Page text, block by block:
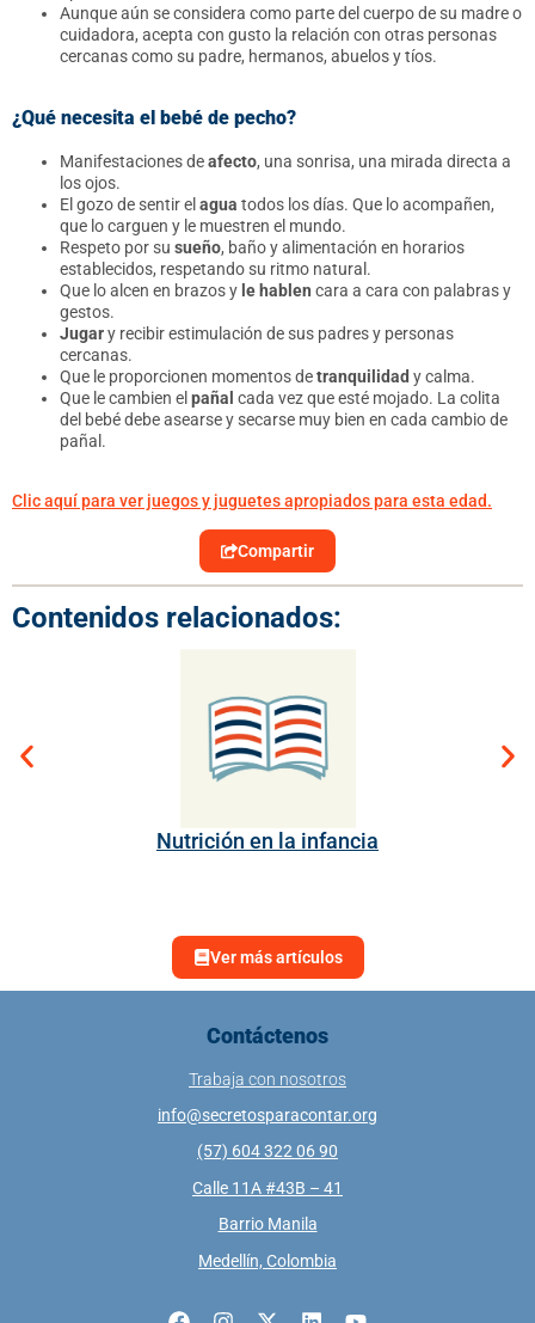
Aunque aún se considera como parte del cuerpo de su madre o
cuidadora, acepta con gusto la relación con otras personas
cercanas como su padre, hermanos, abuelos y tíos.
¿Qué necesita el bebé de pecho?
Manifestaciones deafecto, una sonrisa, una mirada directa a
los ojos.
El gozo de sentir el agua todos los días. Que lo acompañen,
que lo carguen y le muestren el mundo.
Respeto por su sueño, baño y alimentación en horarios
establecidos, respetando su ritmo natural.
Que lo alcen en brazos y le hablen cara a cara con palabras y
gestos.
Jugary recibir estimulación de sus padres y personas
cercanas.
Que le proporcionen momentos detranquilidad y calma.
Que le cambien el pañal cada vez que esté mojado. La colita
del bebé debe asearse y secarse muy bien en cada cambio de
pañal.
Clic aquí para ver juegos y juguetes apropiados para esta edad.
Compartir
Contenidos relacionados:
Nutrición en la infancia
Ver más artículos
Contáctenos
Trabaja con nosotros
info@secretosparacontar.org
(57) 604 322 06 90
Calle 11A #43B – 41
Barrio Manila
Medellín, Colombia